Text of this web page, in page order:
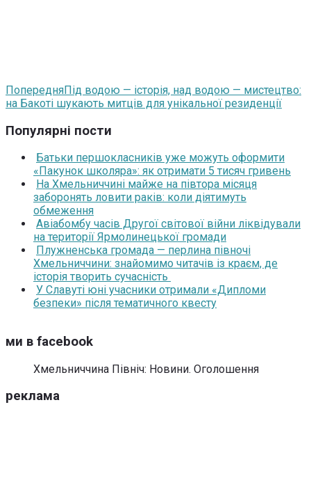
ПопередняПід водою — історія, над водою — мистецтво:
на Бакоті шукають митців для унікальної резиденції
Популярні пости
Батьки першокласників уже можуть оформити
«Пакунок школяра»: як отримати 5 тисяч гривень
На Хмельниччині майже на півтора місяця
заборонять ловити раків: коли діятимуть
обмеження
Авіабомбу часів Другої світової війни ліквідували
на території Ярмолинецької громади
Плужненська громада — перлина півночі
Хмельниччини: знайомимо читачів із краєм, де
історія творить сучасність
У Славуті юні учасники отримали «Дипломи
безпеки» після тематичного квесту
ми в facebook
Хмельниччина Північ: Новини. Оголошення
реклама